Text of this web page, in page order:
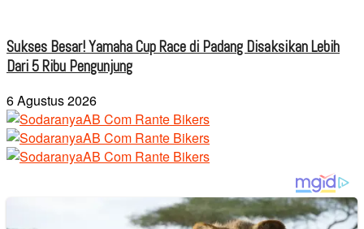
Sukses Besar! Yamaha Cup Race di Padang Disaksikan Lebih
Dari 5 Ribu Pengunjung
6 Agustus 2026